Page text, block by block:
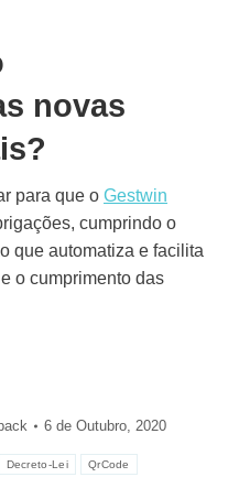
novas
para que o Gestwin
cumprindo o
que automatiza e facilita
o cumprimento das
6 de Outubro, 2020
Decreto-Lei QrCode